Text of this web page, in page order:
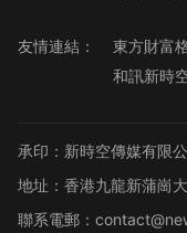
友情連結： 東方財富
和訊新時
承印：新時空傳媒有限
地址：香港九龍新蒲崗
聯系電郵：